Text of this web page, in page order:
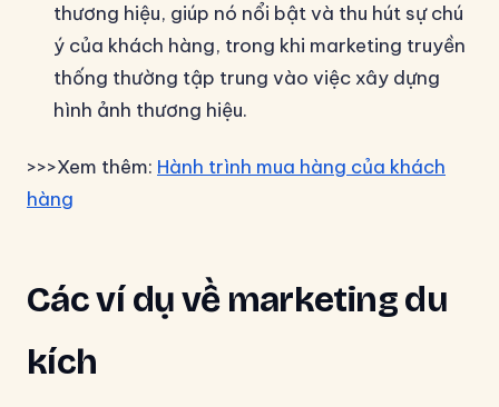
thương hiệu, giúp nó nổi bật và thu hút sự chú
ý của khách hàng, trong khi marketing truyền
thống thường tập trung vào việc xây dựng
hình ảnh thương hiệu.
>>>Xem thêm: Hành trình mua hàng của khách
hàng
Các ví dụ về marketing du
kích